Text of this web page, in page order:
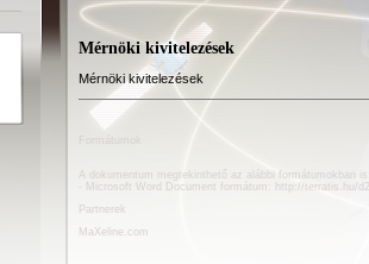
Mérnöki kivitelezések
Mérnöki kivitelezések
A dokumentum megtekinthető az alábbi formátumokban
- Microsoft Word Document formátum:
http://terratis.hu/
Partnerek
MaXeline.com